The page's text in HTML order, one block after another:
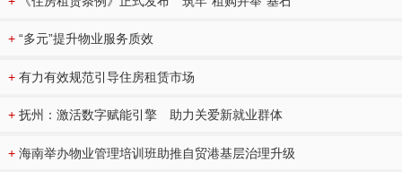
+ “多元”提升物业服务质效
+ 有力有效规范引导住房租赁市场
+ 抚州：激活数字赋能引擎 助力关爱新就业群体
+ 海南举办物业管理培训班助推自贸港基层治理升级